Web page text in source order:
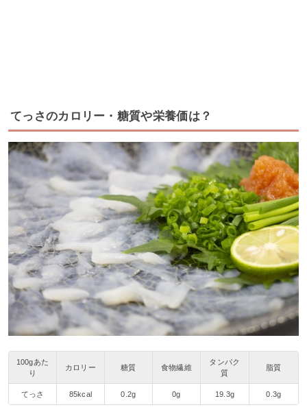
てっさのカロリー・糖質や栄養価は？
100gあた
り
カロリー 糖質 食物繊維
タンパク
質
脂質
てっさ 85kcal 0.2g 0g 19.3g 0.3g